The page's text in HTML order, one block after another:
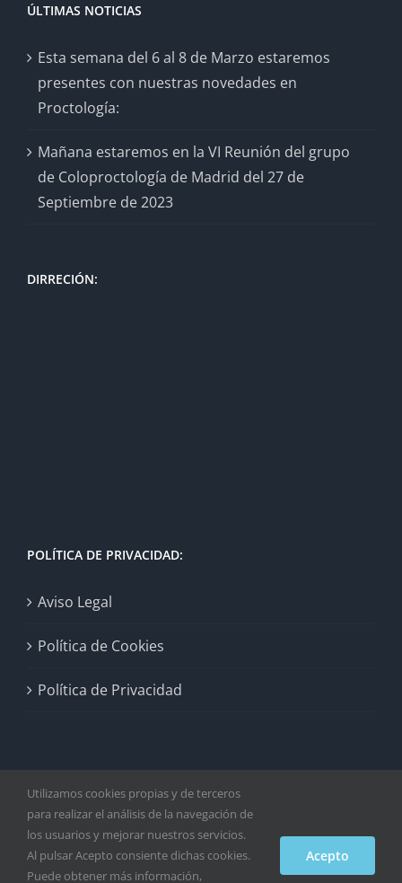
ÚLTIMAS NOTICIAS
Esta semana del 6 al 8 de Marzo estaremos
presentes con nuestras novedades en
Proctología:
Mañana estaremos en la VI Reunión del grupo
de Coloproctología de Madrid del 27 de
Septiembre de 2023
DIRRECIÓN:
POLÍTICA DE PRIVACIDAD:
Aviso Legal
Política de Cookies
Política de Privacidad
Copyright 2021 - Fixaplus S.L | Todos los derechos reservados |
Producido por Álvaro López
Utilizamos cookies propias y de terceros
para realizar el análisis de la navegación de
los usuarios y mejorar nuestros servicios.
Al pulsar Acepto consiente dichas cookies.
Puede obtener más información,
Acepto